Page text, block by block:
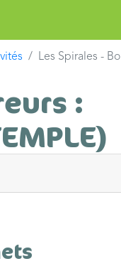
Les Spirales -
: